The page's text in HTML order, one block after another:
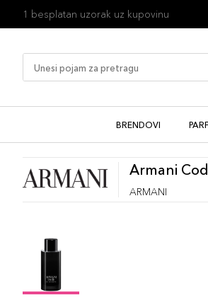
1 besplatan uzorak uz kupovinu
BRENDOVI
Armani
ARMANI